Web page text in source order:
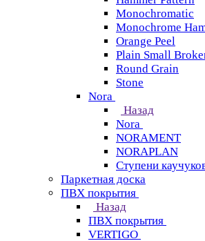
Monochromatic
Monochrome
Orange Peel
Plain Small
Round Grain
Stone
Nora
Назад
Nora
NORAMENT
NORAPLAN
Ступени
Паркетная доска
ПВХ покрытия
Назад
ПВХ покрытия
VERTIGO